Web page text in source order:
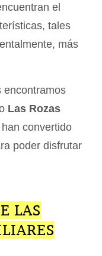
el
tales
más
encontramos
Las Rozas
convertido
poder disfrutar
LAS